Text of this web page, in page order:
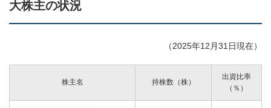
大株主の状況
（2025年12月31日現在）
株主名 持株数（株）
出資比率
（％）